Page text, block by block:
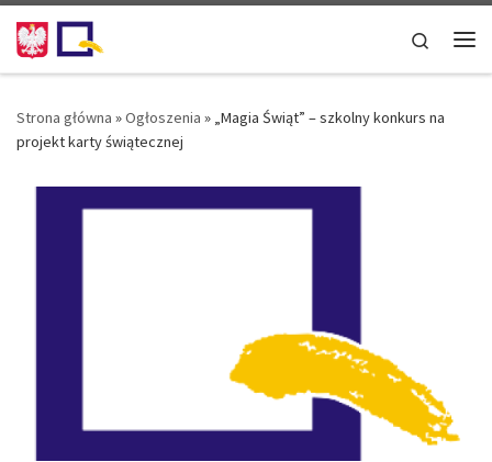
Przejdź do treści
Search
Strona główna »Ogłoszenia » „Magia Świąt” – szkolny konkurs na
projekt karty świątecznej